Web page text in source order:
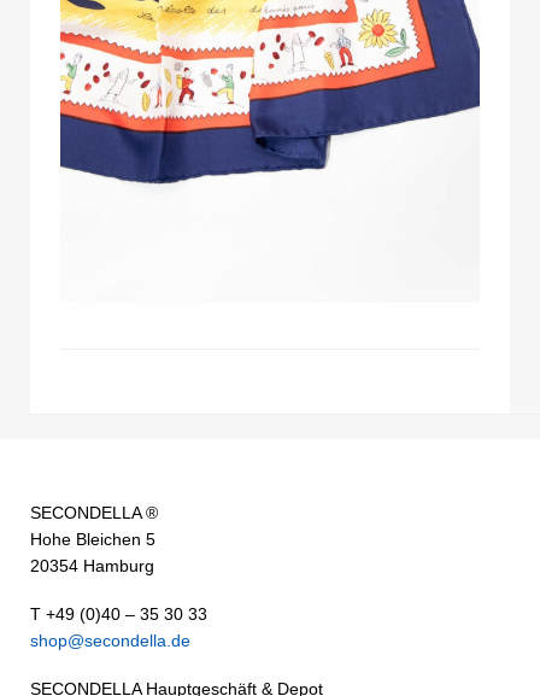
SECONDELLA ®
Hohe Bleichen 5
20354 Hamburg
T +49 (0)40 – 35 30 33
shop@secondella.de
SECONDELLA Hauptgeschäft & Depot